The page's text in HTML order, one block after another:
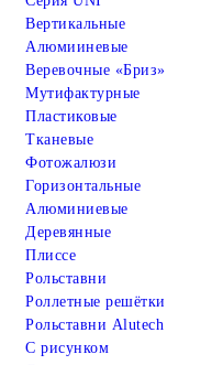
Вертикальные
Алюмииневые
Веревочные «Бриз»
Мутифактурные
Пластиковые
Тканевые
Фотожалюзи
Горизонтальные
Алюминиевые
Деревянные
Плиссе
Рольставни
Роллетные решётки
Рольставни Alutech
С рисунком